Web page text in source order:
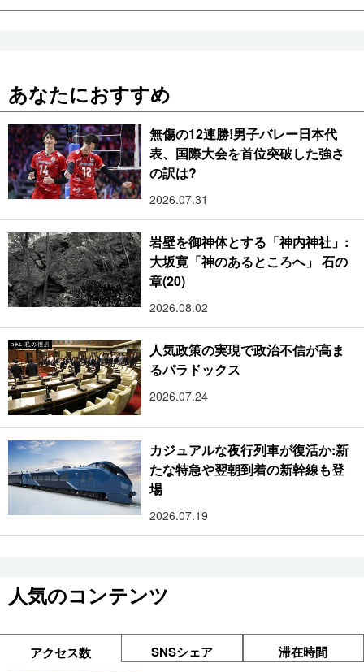
あなたにおすすめ
無傷の12連勝!男子バレー日本代
表、国際大会を首位突破した強さ
の訳は?
2026.07.31
岩壁を御神体とする「神内神社」:
大坂寛「神のあるところへ」 石の
章(20)
2026.08.02
人気政策の実現で政治不信が高ま
るパラドックス
2026.07.24
カジュアルな夜行列車が復活か:新
たな特急や翌朝到着の新幹線も登
場
2026.07.19
人気のコンテンツ
アクセス数 SNSシェア 滞在時間